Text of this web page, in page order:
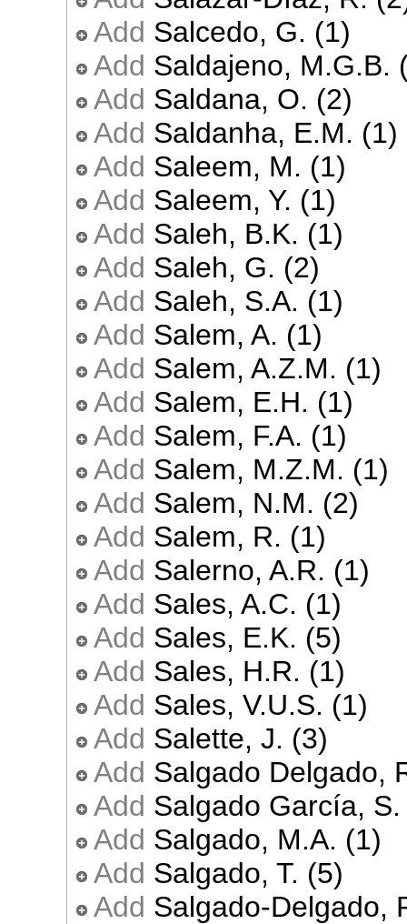
Add Salcedo, G. (1)
Add Saldajeno, M.G.B.
Add Saldana, O. (2)
Add Saldanha, E.M. (1)
Add Saleem, M. (1)
Add Saleem, Y. (1)
Add Saleh, B.K. (1)
Add Saleh, G. (2)
Add Saleh, S.A. (1)
Add Salem, A. (1)
Add Salem, A.Z.M. (1)
Add Salem, E.H. (1)
Add Salem, F.A. (1)
Add Salem, M.Z.M. (1)
Add Salem, N.M. (2)
Add Salem, R. (1)
Add Salerno, A.R. (1)
Add Sales, A.C. (1)
Add Sales, E.K. (5)
Add Sales, H.R. (1)
Add Sales, V.U.S. (1)
Add Salette, J. (3)
Add Salgado Delgado,
Add Salgado García,
Add Salgado, M.A. (1)
Add Salgado, T. (5)
Add Salgado-Delgado,